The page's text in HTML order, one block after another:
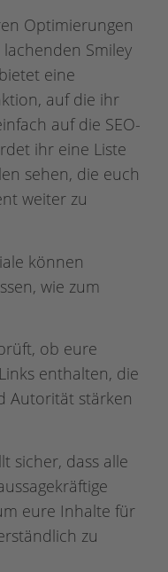
Optimierungen
Smiley
eine
auf die ihr
auf die SEO-
ihr eine Liste
sehen, die euch
weiter zu
können
wie zum
ob eure
enthalten, die
Autorität stärken
sicher, dass alle
eure Inhalte für
zu